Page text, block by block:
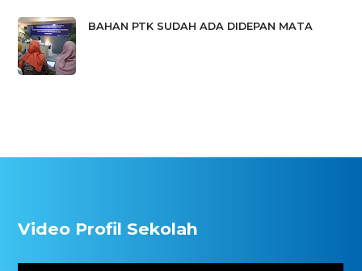
BAHAN PTK SUDAH ADA DIDEPAN MATA
Video Profil Sekolah